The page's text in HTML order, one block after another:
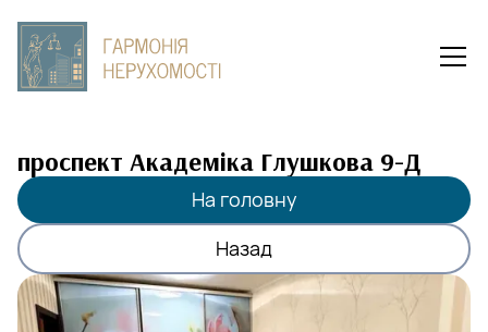
проспект Академіка Глушкова 9-Д
На головну
Назад